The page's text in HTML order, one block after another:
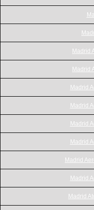
Madrid
Madrid
Madrid
Madrid
Madrid
Madrid
Madrid
Madrid
Madrid